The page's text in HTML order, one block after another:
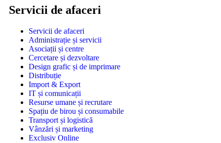
Servicii de afaceri
Servicii de afaceri
Administrație și servicii
Asociații și centre
Cercetare și dezvoltare
Design grafic și de imprimare
Distribuție
Import & Export
IT și comunicații
Resurse umane și recrutare
Spațiu de birou și consumabile
Transport și logistică
Vânzări și marketing
Exclusiv Online